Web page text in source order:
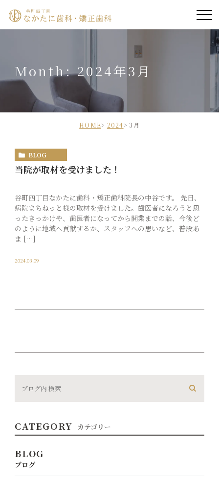
院長紹介
医院紹介
診療案内
症例
Month: 2024年3月
HOME 2024 3月
BLOG
当院が取材を受けました！
谷町四丁目なかたに歯科・矯正歯科院長の中谷です。 先日、
病院まちねっと様の取材を受けました。歯医者になろうと思
ったきっかけや、歯医者になってから開業までの話、今後ど
のように地域へ貢献するか、スタッフへの思いなど、普段あ
ま […]
2024.03.09
CATEGORY カテゴリー
BLOG
ブログ